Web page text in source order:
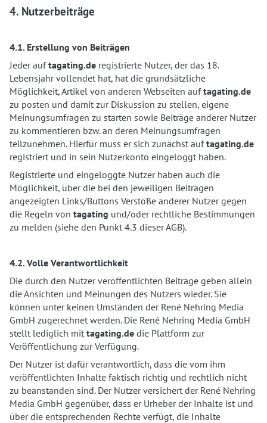
4. Nutzerbeiträge
4.1. Erstellung von Beiträgen
Jeder auftagating.de registrierte Nutzer, der das 18.
Lebensjahr vollendet hat, hat die grundsätzliche
Möglichkeit, Artikel von anderen Webseiten auftagating.de
zu posten und damit zur Diskussion zu stellen, eigene
Meinungsumfragen zu starten sowie Beiträge anderer Nutzer
zu kommentieren bzw. an deren Meinungsumfragen
teilzunehmen. Hierfür muss er sich zunächst auftagating.de
registriert und in sein Nutzerkonto eingeloggt haben.
Registrierte und eingeloggte Nutzer haben auch die
Möglichkeit, über die bei den jeweiligen Beiträgen
angezeigten Links/Buttons Verstöße anderer Nutzer gegen
die Regeln von tagating und/oder rechtliche Bestimmungen
zu melden (siehe den Punkt 4.3 dieser AGB).
4.2. Volle Verantwortlichkeit
Die durch den Nutzer veröffentlichten Beiträge geben allein
die Ansichten und Meinungen des Nutzers wieder. Sie
können unter keinen Umständen der René Nehring Media
GmbH zugerechnet werden. Die René Nehring Media GmbH
stellt lediglich mit tagating.de die Plattform zur
Veröffentlichung zur Verfügung.
Der Nutzer ist dafür verantwortlich, dass die vom ihm
veröffentlichten Inhalte faktisch richtig und rechtlich nicht
zu beanstanden sind. Der Nutzer versichert der René Nehring
Media GmbH gegenüber, dass er Urheber der Inhalte ist und
über die entsprechenden Rechte verfügt, die Inhalte